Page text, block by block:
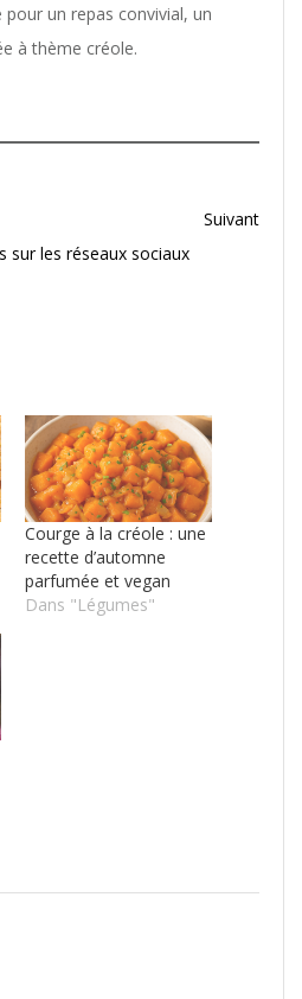
pour un repas convivial, un
à thème créole.
Suivant
sur les réseaux sociaux
Courge à la créole : une
recette d’automne
parfumée et vegan
Dans "Légumes"